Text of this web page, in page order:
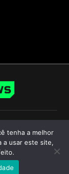
tenha a melhor
a usar este site,